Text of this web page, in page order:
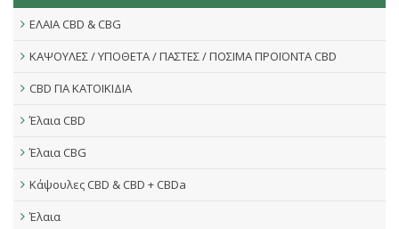
ΕΛΑΙΑ CBD & CBG
ΚΑΨΟΥΛΕΣ / ΥΠΟΘΕΤΑ / ΠΑΣΤΕΣ / ΠΟΣΙΜΑ ΠΡΟΪΟΝΤΑ CBD
CBD ΓΙΑ ΚΑΤΟΙΚΙΔΙΑ
Έλαια CBD
Έλαια CBG
Κάψουλες CBD & CBD + CBDa
Έλαια